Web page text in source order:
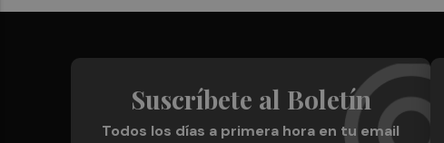
Suscríbete al Boletín
Todos los días a primera hora en tu email